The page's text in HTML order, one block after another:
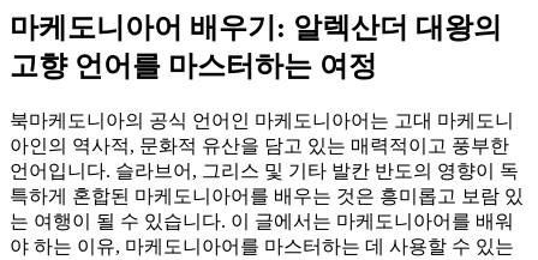
마케도니아어 배우기: 알렉산더 대왕의
고향 언어를 마스터하는 여정
북마케도니아의 공식 언어인 마케도니아어는 고대 마케도니
아인의 역사적, 문화적 유산을 담고 있는 매력적이고 풍부한
언어입니다. 슬라브어, 그리스 및 기타 발칸 반도의 영향이 독
특하게 혼합된 마케도니아어를 배우는 것은 흥미롭고 보람 있
는 여행이 될 수 있습니다. 이 글에서는 마케도니아어를 배워
야 하는 이유, 마케도니아어를 마스터하는 데 사용할 수 있는